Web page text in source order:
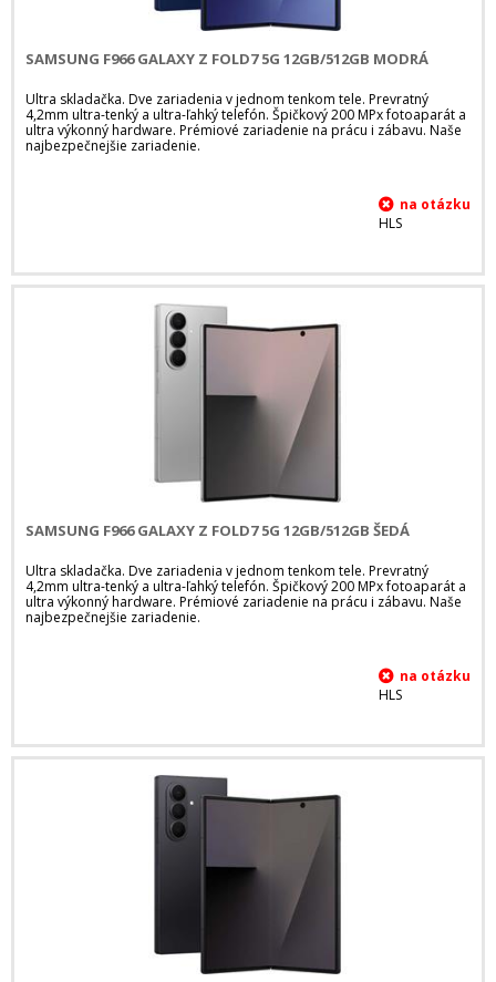
SAMSUNG F966 GALAXY Z FOLD7 5G 12GB/512GB MODRÁ
Ultra skladačka. Dve zariadenia v jednom tenkom tele. Prevratný
4,2mm ultra-tenký a ultra-ľahký telefón. Špičkový 200 MPx fotoaparát a
ultra výkonný hardware. Prémiové zariadenie na prácu i zábavu. Naše
najbezpečnejšie zariadenie.
HLS
SAMSUNG F966 GALAXY Z FOLD7 5G 12GB/512GB ŠEDÁ
Ultra skladačka. Dve zariadenia v jednom tenkom tele. Prevratný
4,2mm ultra-tenký a ultra-ľahký telefón. Špičkový 200 MPx fotoaparát a
ultra výkonný hardware. Prémiové zariadenie na prácu i zábavu. Naše
najbezpečnejšie zariadenie.
HLS